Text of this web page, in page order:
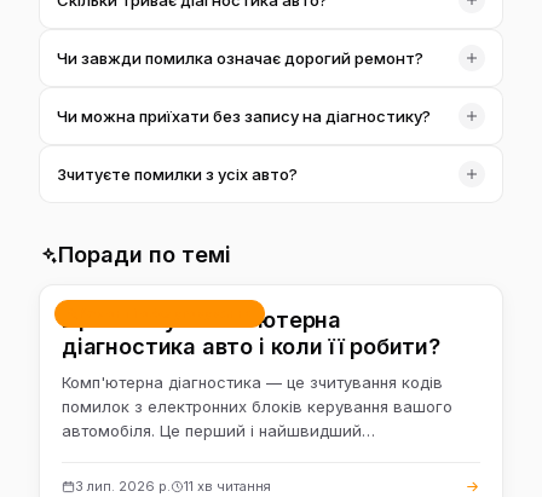
ремонт у нас — вартість часто враховуємо в підсумку.
Складніші випадки потребують більше часу —
Чи завжди помилка означає дорогий ремонт?
Діагностика для того й потрібна — показати реальну
Чи можна приїхати без запису на діагностику?
нерідко того ж дня. Заявки із сайту опрацьовуємо
Зчитуєте помилки з усіх авто?
направимо на діагностику ЕБК.
Поради по темі
Що показує комп'ютерна
діагностика авто і коли її робити?
Комп'ютерна діагностика — це зчитування кодів
помилок з електронних блоків керування вашого
автомобіля. Це перший і найшвидший…
3 лип. 2026 р. 11 хв читання